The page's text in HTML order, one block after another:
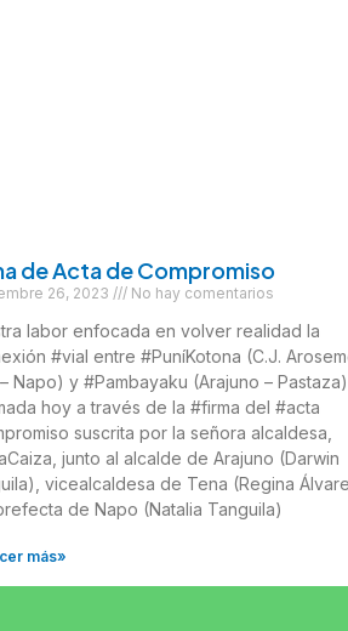
de Acta de Compromiso
26, 2023 No hay comentarios
labor enfocada en volver realidad la
#vial entre #PuníKotona (C.J.
Napo) y #Pambayaku (Arajuno –
hoy a través de la #firma del #acta
suscrita por la señora alcaldesa,
junto al alcalde de Arajuno (Darwin
vicealcaldesa de Tena (Regina
de Napo (Natalia Tanguila)
más»